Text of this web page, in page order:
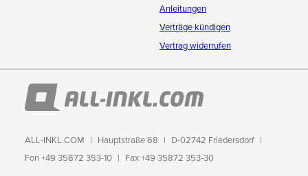
Anleitungen
Verträge kündigen
Vertrag widerrufen
ALL-INKL.COM Hauptstraße 68
D-02742 Friedersdorf
Fon +49 35872 353-10
Fax +49 35872 353-30